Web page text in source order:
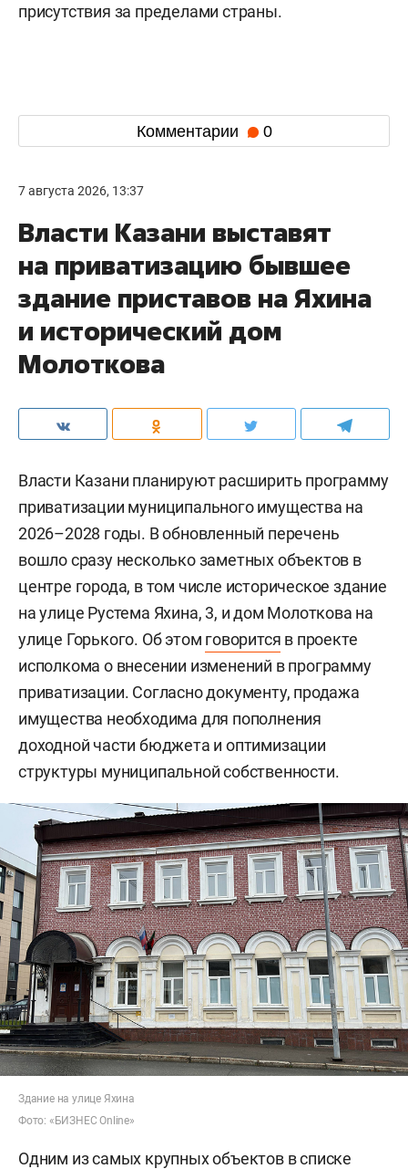
присутствия за пределами страны.
Комментарии 0
7 августа 2026, 13:37
Власти Казани выставят
на приватизацию бывшее
здание приставов на Яхина
и исторический дом
Молоткова
Власти Казани планируют расширить программу
приватизации муниципального имущества на
2026–2028 годы. В обновленный перечень
вошло сразу несколько заметных объектов в
центре города, в том числе историческое здание
на улице Рустема Яхина, 3, и дом Молоткова на
улице Горького. Об этом говорится в проекте
исполкома о внесении изменений в программу
приватизации. Согласно документу, продажа
имущества необходима для пополнения
доходной части бюджета и оптимизации
структуры муниципальной собственности.
Здание на улице Яхина
Фото: «БИЗНЕС Online»
Одним из самых крупных объектов в списке